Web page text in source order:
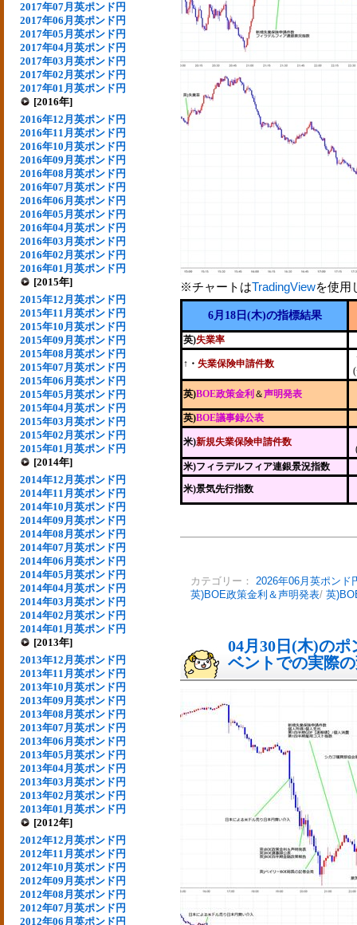
2017年07月英ポンド円
2017年06月英ポンド円
2017年05月英ポンド円
2017年04月英ポンド円
2017年03月英ポンド円
2017年02月英ポンド円
2017年01月英ポンド円
[2016年]
2016年12月英ポンド円
2016年11月英ポンド円
2016年10月英ポンド円
2016年09月英ポンド円
2016年08月英ポンド円
2016年07月英ポンド円
2016年06月英ポンド円
2016年05月英ポンド円
2016年04月英ポンド円
2016年03月英ポンド円
2016年02月英ポンド円
2016年01月英ポンド円
[2015年]
2015年12月英ポンド円
2015年11月英ポンド円
2015年10月英ポンド円
2015年09月英ポンド円
2015年08月英ポンド円
2015年07月英ポンド円
2015年06月英ポンド円
2015年05月英ポンド円
2015年04月英ポンド円
2015年03月英ポンド円
2015年02月英ポンド円
2015年01月英ポンド円
[2014年]
2014年12月英ポンド円
2014年11月英ポンド円
2014年10月英ポンド円
2014年09月英ポンド円
2014年08月英ポンド円
2014年07月英ポンド円
2014年06月英ポンド円
2014年05月英ポンド円
2014年04月英ポンド円
2014年03月英ポンド円
2014年02月英ポンド円
2014年01月英ポンド円
[2013年]
2013年12月英ポンド円
2013年11月英ポンド円
2013年10月英ポンド円
2013年09月英ポンド円
2013年08月英ポンド円
2013年07月英ポンド円
2013年06月英ポンド円
2013年05月英ポンド円
2013年04月英ポンド円
2013年03月英ポンド円
2013年02月英ポンド円
2013年01月英ポンド円
[2012年]
2012年12月英ポンド円
2012年11月英ポンド円
2012年10月英ポンド円
2012年09月英ポンド円
2012年08月英ポンド円
2012年07月英ポンド円
2012年06月英ポンド円
※チャートはTradingViewを使用
6月18日(木)の指標結果
英)失業率
↑・ 失業保険申請件数
英)BOE政策金利 ＆声明発表
英)BOE議事録公表
米)新規失業保険申請件数
米)フィラデルフィア連銀景況指数
米)景気先行指数
カテゴリー： 2026年06月英ポンド
英)BOE政策金利＆声明発表/ 英
04月30日(木)の
ベントでの実際